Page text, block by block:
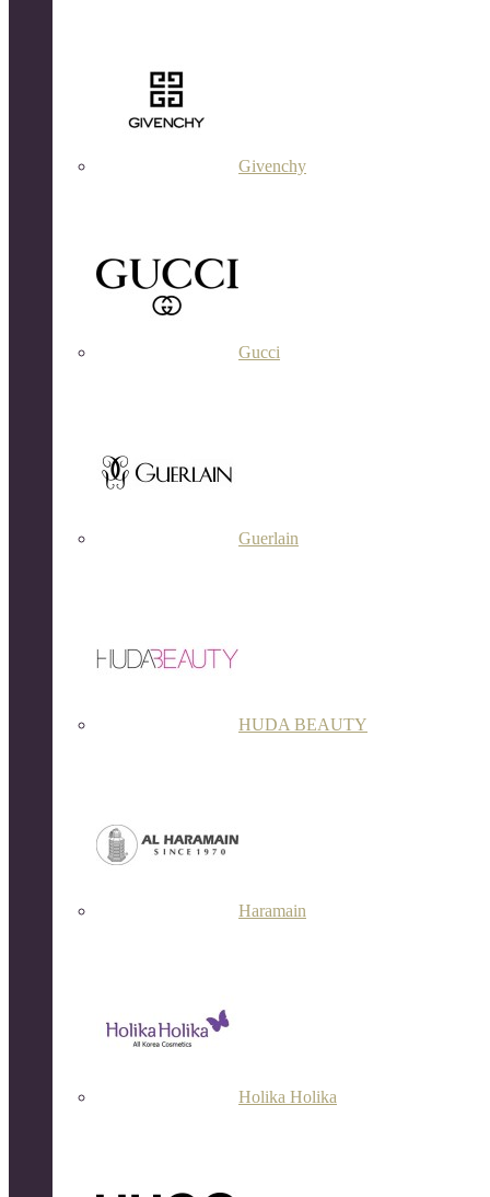
Givenchy
Gucci
Guerlain
HUDA BEAUTY
Haramain
Holika Holika